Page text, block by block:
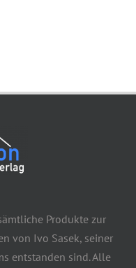
Produkte zur
von Ivo Sasek, seiner
entstanden sind. Alle